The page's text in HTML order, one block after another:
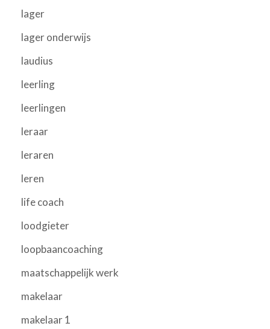
lager
lager onderwijs
laudius
leerling
leerlingen
leraar
leraren
leren
life coach
loodgieter
loopbaancoaching
maatschappelijk werk
makelaar
makelaar 1